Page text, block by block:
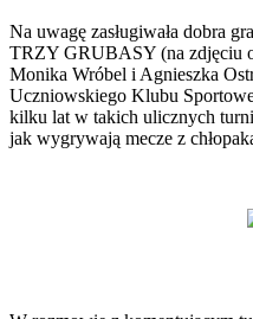
Na uwagę zasługiwała dobra
TRZY GRUBASY (na zdjęciu
Monika Wróbel i Agnieszka
Uczniowskiego Klubu
kilku lat w takich ulicznych
jak wygrywają mecze z